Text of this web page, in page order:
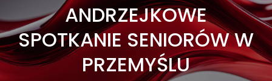
ANDRZEJKOWE
SPOTKANIE SENIORÓW W
PRZEMYŚLU